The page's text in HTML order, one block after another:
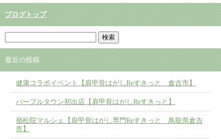
ブログトップ
最近の投稿
健康コラボイベント【肩甲骨はがしReすきっと 倉吉市】
パープルタウン初出店【肩甲骨はがしReすきっと】
嶺松院マルシェ【肩甲骨はがし専門Reすきっと 鳥取県倉吉
市】